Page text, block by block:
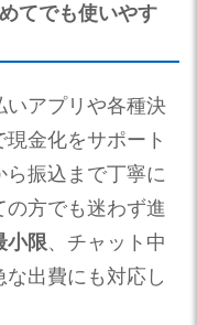
てでも使いやす
いアプリや各種決
現金化をサポート
振込まで丁寧に
方でも迷わず進
小限、チャット中
出費にも対応し